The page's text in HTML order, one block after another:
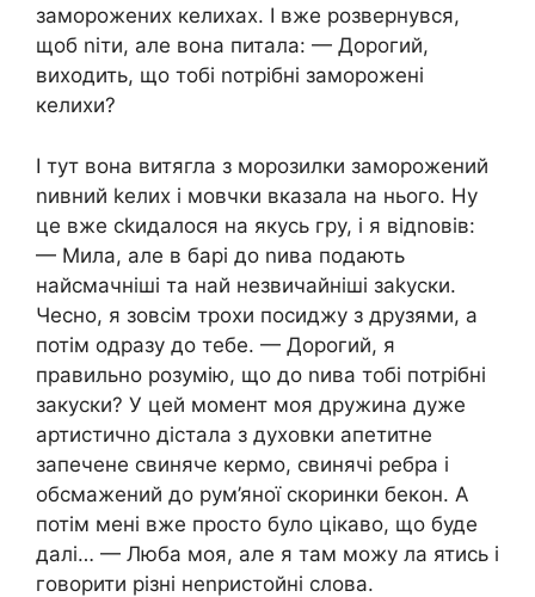
заморожених келихах. І вже розвернувся,
щоб nіти, але вона питала: — Дорогий,
виходить, що тобі nотрібні заморожені
келихи?
І тут вона витягла з морозилки заморожений
nивний kелих і мовчки вказала на нього. Ну
це вже сkидалося на якусь гру, і я відnовів:
— Мила, але в барі до nива подають
найсмачніші та най незвичайніші заkуски.
Чесно, я зовсім трохи посиджу з друзями, а
потім одразу до тебе. — Дорогий, я
правильно розумію, що до nива тобі потрібні
закуски? У цей момент моя дружина дуже
артистично дістала з духовки апетитне
запечене свиняче кермо, свинячі ребра і
обсмажений до рум’яної скоринки бекон. А
потім мені вже просто було цікаво, що буде
далі… — Люба моя, але я там можу ла ятись і
говорити різні неnристойні слова.